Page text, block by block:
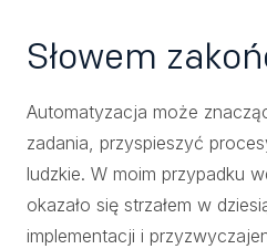
Słowem
Automatyzacja może
zadania, przyspieszyć
ludzkie. W moim przypadku
okazało się strzałem w
implementacji i